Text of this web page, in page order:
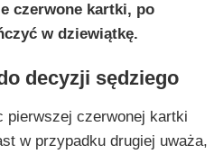
czerwone kartki, po
w dziewiątkę.
decyzji sędziego
pierwszej czerwonej kartki
w przypadku drugiej uważa,